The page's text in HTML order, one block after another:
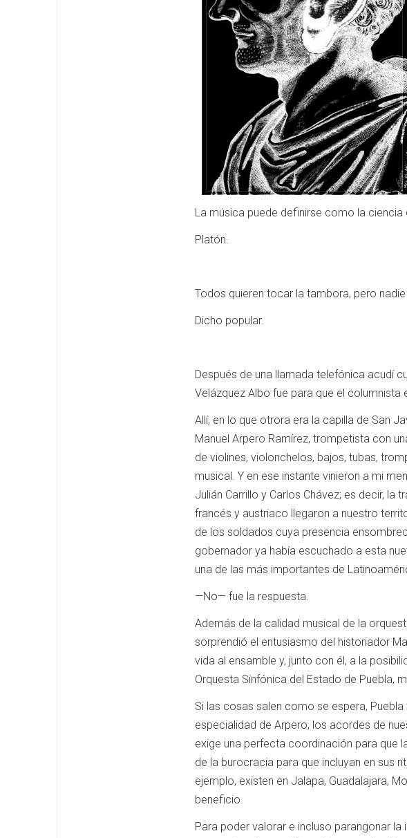
La música puede definirse como la
Platón.
Todos quieren tocar la tambora, pero
Dicho popular.
Después de una llamada telefónica acudí
Velázquez Albo fue para que el
Allí, en lo que otrora era la capilla de San
Manuel Arpero Ramírez, trompetista con
de violines, violonchelos, bajos, tubas,
musical. Y en ese instante vinieron a mi
Julián Carrillo y Carlos Chávez; es decir,
francés y austriaco llegaron a nuestro
de los soldados cuya presencia
gobernador ya había escuchado a esta
una de las más importantes de
—No— fue la respuesta.
Además de la calidad musical de la
sorprendió el entusiasmo del historiador
vida al ensamble y, junto con él, a la
Orquesta Sinfónica del Estado de Puebla,
Si las cosas salen como se espera,
especialidad de Arpero, los acordes de
exige una perfecta coordinación para que
de la burocracia para que incluyan en sus
ejemplo, existen en Jalapa, Guadalajara,
beneficio.
Para poder valorar e incluso parangonar